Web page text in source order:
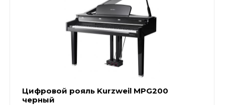
Цифровой рояль Kurzweil MPG200
черный